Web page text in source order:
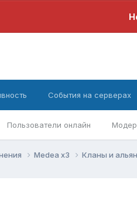
Пользователи онлайн
События на серверах
Medea x3 Кланы и